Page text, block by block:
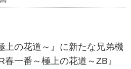
上の花道～』に新たな兄弟機
一番～極上の花道～ZB』